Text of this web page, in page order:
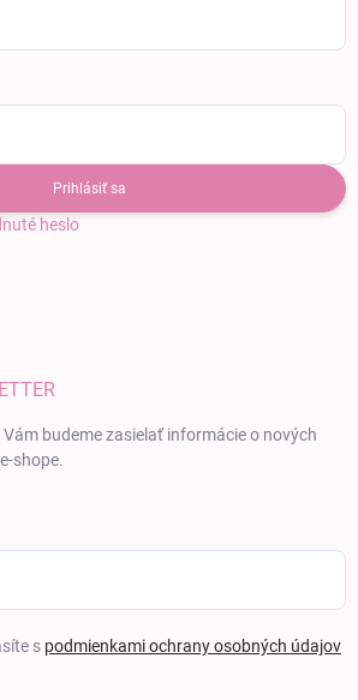
Prihlásiť sa
heslo
budeme zasielať informácie o nových
shope.
s podmienkami ochrany osobných údajov